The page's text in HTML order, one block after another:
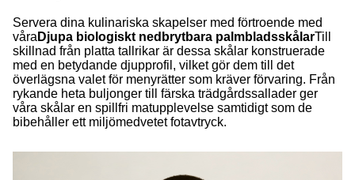
Servera dina kulinariska skapelser med förtroende med
våra Djupa biologiskt nedbrytbara palmbladsskålarTill
skillnad från platta tallrikar är dessa skålar konstruerade
med en betydande djupprofil, vilket gör dem till det
överlägsna valet för menyrätter som kräver förvaring. Från
rykande heta buljonger till färska trädgårdssallader ger
våra skålar en spillfri matupplevelse samtidigt som de
bibehåller ett miljömedvetet fotavtryck.